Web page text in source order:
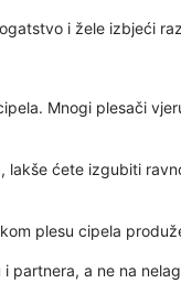
i žele izbjeći
Mnogi plesači
lakše ćete izgubiti
plesu cipela
partnera, a ne na